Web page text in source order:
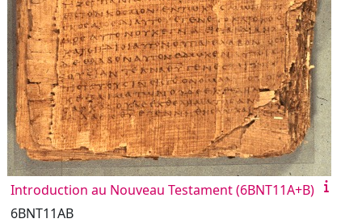
Introduction au Nouveau Testament (6BNT11A+B)
6BNT11AB